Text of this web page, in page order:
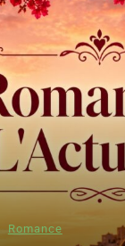
Romance